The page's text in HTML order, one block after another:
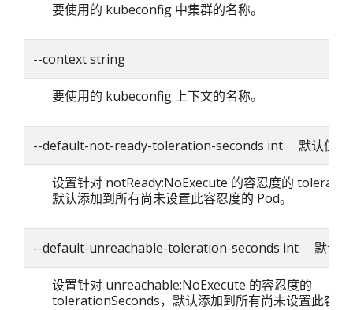
要使用的 kubeconfig 中集群的名称。
--context string
要使用的 kubeconfig 上下文的名称。
--default-not-ready-toleration-seconds int 默认值：
设置针对 notReady:NoExecute 的容忍度的
默认添加到所有尚未设置此容忍度的 Pod。
--default-unreachable-toleration-seconds int 默认值
设置针对 unreachable:NoExecute 的容忍度的
tolerationSeconds，默认添加到所有尚未设置此容忍